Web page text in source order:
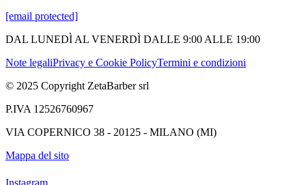
[email protected]
DAL LUNEDÌ AL VENERDÌ DALLE 9:00 ALLE 19:00
Note legaliPrivacy e Cookie PolicyTermini e condizioni
© 2025 Copyright ZetaBarber srl
P.IVA 12526760967
VIA COPERNICO 38 - 20125 - MILANO (MI)
Mappa del sito
Instagram